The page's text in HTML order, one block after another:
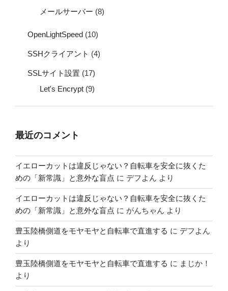
メールサーバー (8)
OpenLightSpeed (10)
SSHクライアント (4)
SSLサイト設置 (17)
Let's Encrypt (9)
最近のコメント
イエローカットは違反じゃない？自転車を安全に抜くた
めの「新常識」と意外な盲点 に デフよん より
イエローカットは違反じゃない？自転車を安全に抜くた
めの「新常識」と意外な盲点 に がんちゃん より
豊玉陸橋側道をモヤモヤと自転車で直進する に デフよん
より
豊玉陸橋側道をモヤモヤと自転車で直進する に まじか！
より